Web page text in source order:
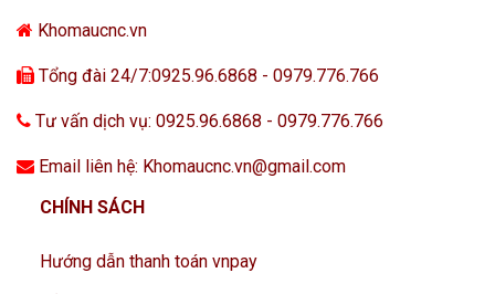
Khomaucnc.vn
Tổng đài 24/7:0925.96.6868 - 0979.776.766
Tư vấn dịch vụ: 0925.96.6868 - 0979.776.766
Email liên hệ: Khomaucnc.vn@gmail.com
CHÍNH SÁCH
Hướng dẫn thanh toán vnpay